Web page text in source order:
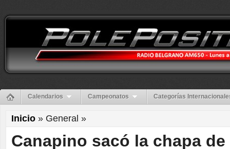
Calendarios Campeonatos Categorías
Inicio » General »
Canapino sacó la chapa